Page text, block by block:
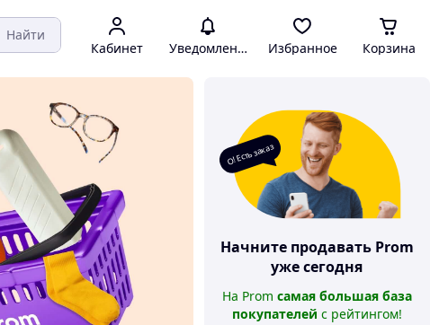
Найти
Кабинет Уведомления Избранное Корзина
О! Есть заказ
Начните продавать Prom
уже сегодня
На Prom самая большая база
покупателей с рейтингом!